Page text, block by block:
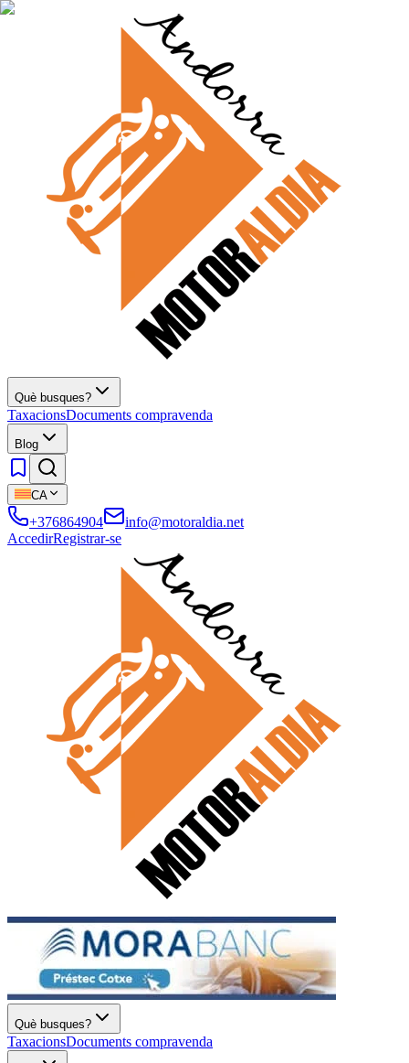
Què busques?
TaxacionsDocuments compravenda
Blog
CA
+376864904
info@motoraldia.net
AccedirRegistrar-se
Què busques?
TaxacionsDocuments compravenda